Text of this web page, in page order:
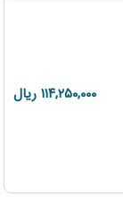
۱۱۴,۲۵۰,۰۰۰ ریال